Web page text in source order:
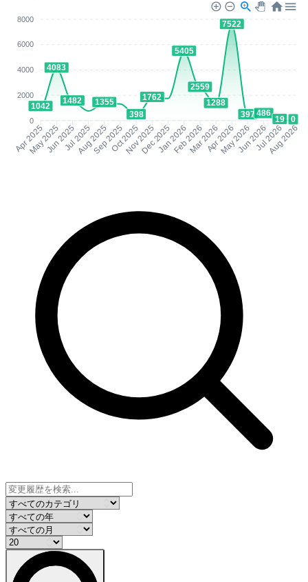
8000
6000
4000
2000
0
1042
4083
1482
1355
398
1762
5405
2559
1288
7522
397 486
19 0
Apr 2025
May 2025Jun 2025Jul 2025
Aug 2025Sep 2025Oct 2025Nov 2025Dec 2025Jan 2026Feb 2026Mar 2026Apr 2026
May 2026Jun 2026Jul 2026
Aug 2026